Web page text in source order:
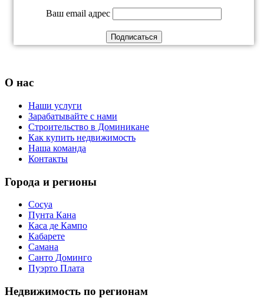
Ваш email адрес
О нас
Наши услуги
Зарабатывайте с нами
Строительство в Доминикане
Как купить недвижимость
Наша команда
Контакты
Города и регионы
Сосуа
Пунта Кана
Каса де Кампо
Кабарете
Самана
Санто Доминго
Пуэрто Плата
Недвижимость по регионам